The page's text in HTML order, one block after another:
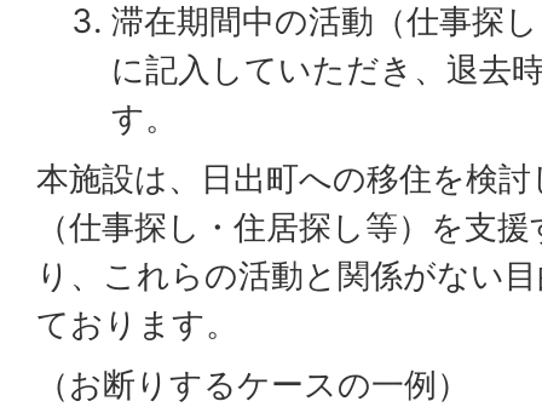
滞在期間中の活動（仕事探
に記入していただき、退去
す。
本施設は、日出町への移住を検
（仕事探し・住居探し等）を支
り、これらの活動と関係がない
ております。
（お断りするケースの一例）